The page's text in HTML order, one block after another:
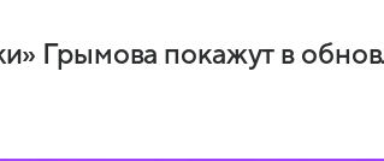
Грымова покажут в